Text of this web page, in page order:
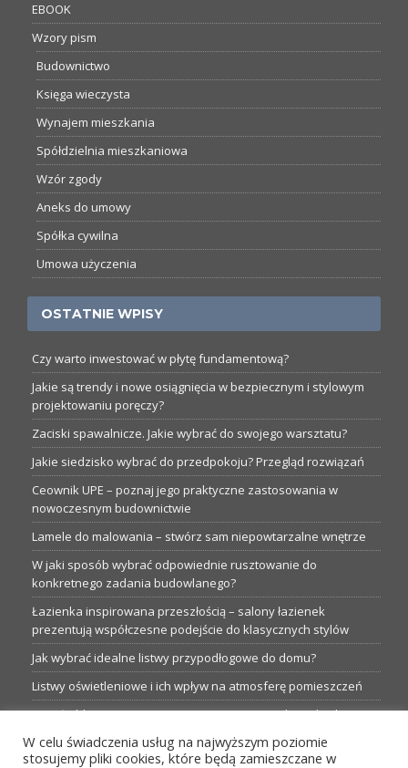
EBOOK
Wzory pism
Budownictwo
Księga wieczysta
Wynajem mieszkania
Spółdzielnia mieszkaniowa
Wzór zgody
Aneks do umowy
Spółka cywilna
Umowa użyczenia
OSTATNIE WPISY
Czy warto inwestować w płytę fundamentową?
Jakie są trendy i nowe osiągnięcia w bezpiecznym i stylowym
projektowaniu poręczy?
Zaciski spawalnicze. Jakie wybrać do swojego warsztatu?
Jakie siedzisko wybrać do przedpokoju? Przegląd rozwiązań
Ceownik UPE – poznaj jego praktyczne zastosowania w
nowoczesnym budownictwie
Lamele do malowania – stwórz sam niepowtarzalne wnętrze
W jaki sposób wybrać odpowiednie rusztowanie do
konkretnego zadania budowlanego?
Łazienka inspirowana przeszłością – salony łazienek
prezentują współczesne podejście do klasycznych stylów
Jak wybrać idealne listwy przypodłogowe do domu?
Listwy oświetleniowe i ich wpływ na atmosferę pomieszczeń
Garaże blaszane: Nieocenione magazyny podczas budowy
Profesjonalne hurtownie dla każdego budowlańca i instalatora
W celu świadczenia usług na najwyższym poziomie
stosujemy pliki cookies, które będą zamieszczane w